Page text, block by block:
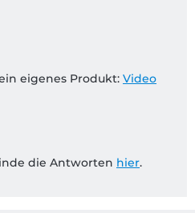
eigenes Produkt: Video
die Antworten hier.